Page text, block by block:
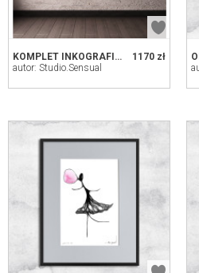
1170 zł
KOMPLET INKOGRAFII 50X70CM
autor: Studio.Sensual